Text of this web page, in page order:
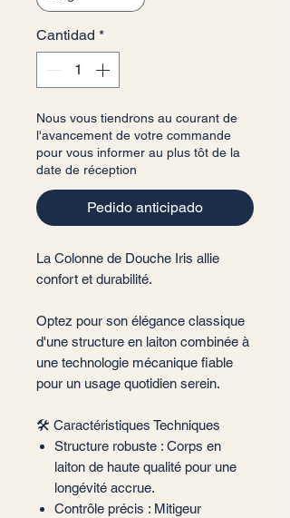
Cantidad *
Nous vous tiendrons au courant de
l'avancement de votre commande
pour vous informer au plus tôt de la
date de réception
Pedido anticipado
La Colonne de Douche Iris allie
confort et durabilité.
Optez pour son élégance classique
d'une structure en laiton combinée à
une technologie mécanique fiable
pour un usage quotidien serein.
🛠️ Caractéristiques Techniques
Structure robuste : Corps en
laiton de haute qualité pour une
longévité accrue.
Contrôle précis : Mitigeur